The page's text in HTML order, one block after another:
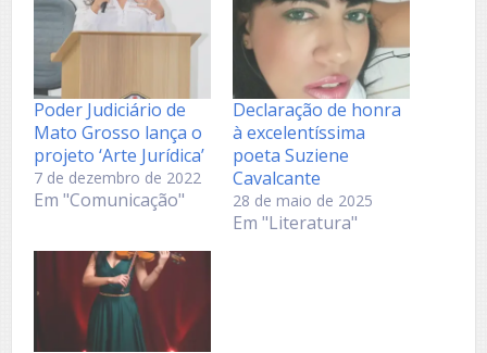
Poder Judiciário de
Mato Grosso lança o
projeto ‘Arte Jurídica’
7 de dezembro de 2022
Em "Comunicação"
Declaração de honra
à excelentíssima
poeta Suziene
Cavalcante
28 de maio de 2025
Em "Literatura"